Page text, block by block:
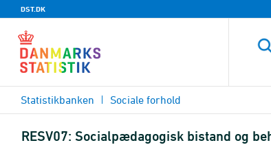
DST.DK
Statistikbanken Sociale forhold
RESV07: Socialpædagogisk bistand og